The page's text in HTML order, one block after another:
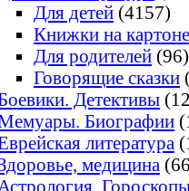
Для детей (4157)
Книжки на картоне
Для родителей (96)
Говорящие сказки
Детективы
Биографии
литература
медицина
Астрология.